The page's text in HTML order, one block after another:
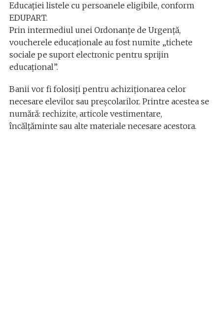
Educației listele cu persoanele eligibile, conform
EDUPART.
Prin intermediul unei Ordonanțe de Urgență,
voucherele educaționale au fost numite „tichete
sociale pe suport electronic pentru sprijin
educațional”.
Banii vor fi folosiți pentru achiziționarea celor
necesare elevilor sau preșcolarilor. Printre acestea se
numără: rechizite, articole vestimentare,
încălțăminte sau alte materiale necesare acestora.